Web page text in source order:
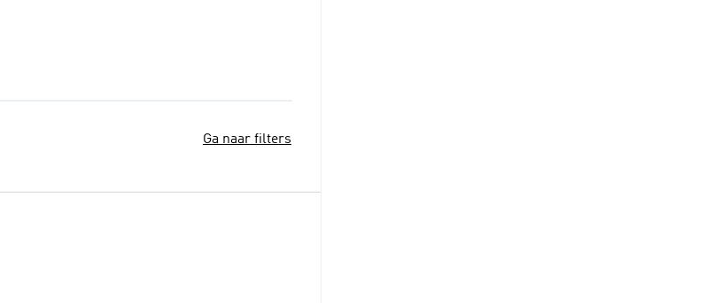
Ga naar filters